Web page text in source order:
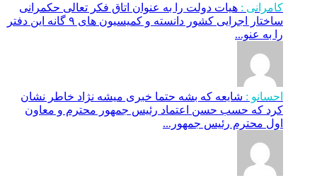
کامرانی : هیات دولت را به عنوان اتاق فکر تعالی حکمرانی
ساختار اجرایی کشور دانسته و کمیسیون های ۹ گانه این دفتر
را به عنو...
احسانو : شایعه که بشه حتما خبری میشه نژاد خاطر نشان
کرد که حسب حسن اعتماد رئیس جمهور محترم و معاون
اول محترم رئیس جمهور...